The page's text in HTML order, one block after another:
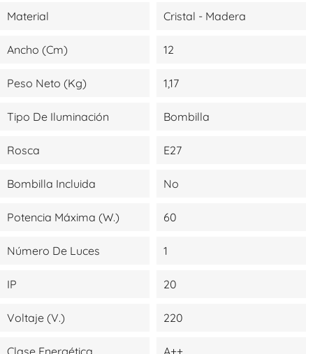
Material Cristal - Madera
Ancho (cm) 12
Peso Neto (kg) 1,17
Tipo De Iluminación Bombilla
Rosca E27
Bombilla Incluida No
Potencia Máxima (W.) 60
Número De Luces 1
IP 20
Voltaje (V.) 220
Clase Energética A++